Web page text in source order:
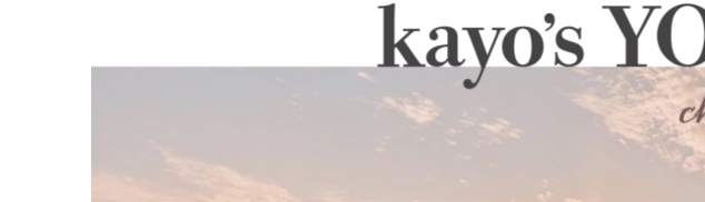
「もう行列に並ばない
バイルオーダー完全ガ
法から受け取り方まで